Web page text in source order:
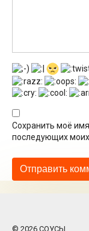
Сохранить моё
последующих
© 2026 СОУСЫ